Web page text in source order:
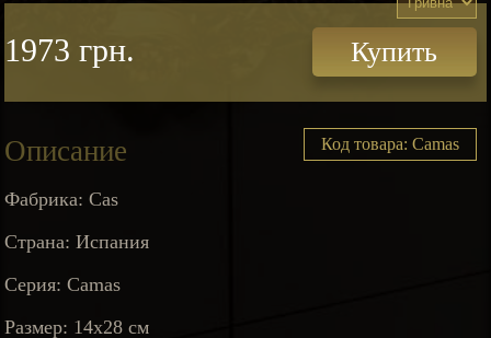
1973 грн. Купить
Описание Код товара: Camas
Фабрика: Cas
Страна: Испания
Серия: Camas
Размер: 14х28 см